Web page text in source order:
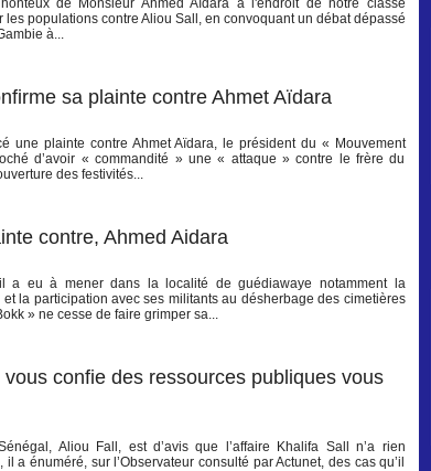
de Monsieur Ahmed Aïdara à l'endroit de notre classe
populations contre Aliou Sall, en convoquant un débat dépassé
à...
sa plainte contre Ahmet Aïdara
une plainte contre Ahmet Aïdara, le président du « Mouvement
d’avoir « commandité » une « attaque » contre le frère du
des festivités...
contre, Ahmed Aidara
a eu à mener dans la localité de guédiawaye notamment la
la participation avec ses militants au désherbage des cimetières
» ne cesse de faire grimper sa...
confie des ressources publiques vous
Aliou Fall, est d’avis que l’affaire Khalifa Sall n’a rien
a énuméré, sur l’Observateur consulté par Actunet, des cas qu’il